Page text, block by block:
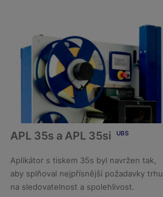
DETAIL
APL 35s a APL 35si UBS
Aplikátor s tiskem 35s byl navržen tak,
aby splňoval nejpřísnější požadavky trhu
na sledovatelnost a spolehlivost.